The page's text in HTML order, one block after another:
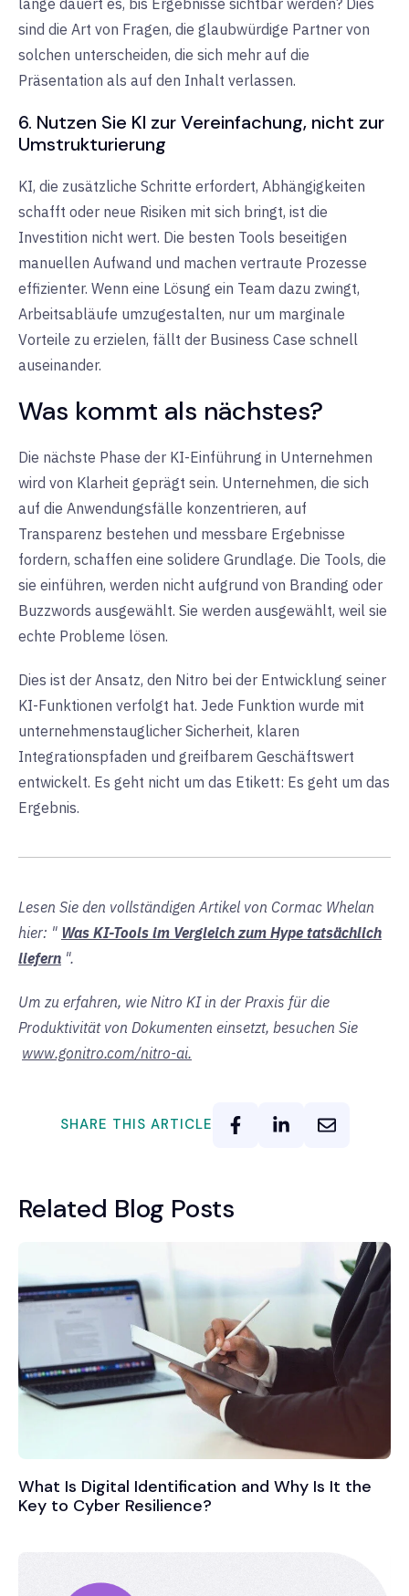
sind die Art von Fragen, die glaubwürdige Partner von
solchen unterscheiden, die sich mehr auf die
Präsentation als auf den Inhalt verlassen.
6. Nutzen Sie KI zur Vereinfachung, nicht zur
Umstrukturierung
KI, die zusätzliche Schritte erfordert, Abhängigkeiten
schafft oder neue Risiken mit sich bringt, ist die
Investition nicht wert. Die besten Tools beseitigen
manuellen Aufwand und machen vertraute Prozesse
effizienter. Wenn eine Lösung ein Team dazu zwingt,
Arbeitsabläufe umzugestalten, nur um marginale
Vorteile zu erzielen, fällt der Business Case schnell
auseinander.
Was kommt als nächstes?
Die nächste Phase der KI-Einführung in Unternehmen
wird von Klarheit geprägt sein. Unternehmen, die sich
auf die Anwendungsfälle konzentrieren, auf
Transparenz bestehen und messbare Ergebnisse
fordern, schaffen eine solidere Grundlage. Die Tools, die
sie einführen, werden nicht aufgrund von Branding oder
Buzzwords ausgewählt. Sie werden ausgewählt, weil sie
echte Probleme lösen.
Dies ist der Ansatz, den Nitro bei der Entwicklung seiner
KI-Funktionen verfolgt hat. Jede Funktion wurde mit
unternehmenstauglicher Sicherheit, klaren
Integrationspfaden und greifbarem Geschäftswert
entwickelt. Es geht nicht um das Etikett: Es geht um das
Ergebnis.
Lesen Sie den vollständigen Artikel von Cormac Whelan
hier: " Was KI-Tools im Vergleich zum Hype tatsächlich
liefern ".
Um zu erfahren, wie Nitro KI in der Praxis für die
Produktivität von Dokumenten einsetzt, besuchen Sie
www.gonitro.com/nitro-ai.
SHARE THIS ARTICLE
Related Blog Posts
What Is Digital Identification and Why Is It the
Key to Cyber Resilience?